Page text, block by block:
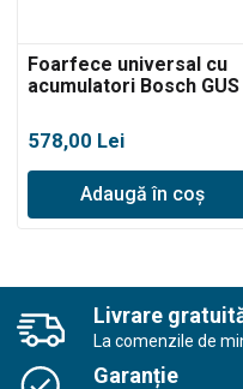
Foarfece universal cu
acumulatori Bosch GUS
578,00 Lei
Adaugă în coș
Livrare
La comenzile de
Garanție